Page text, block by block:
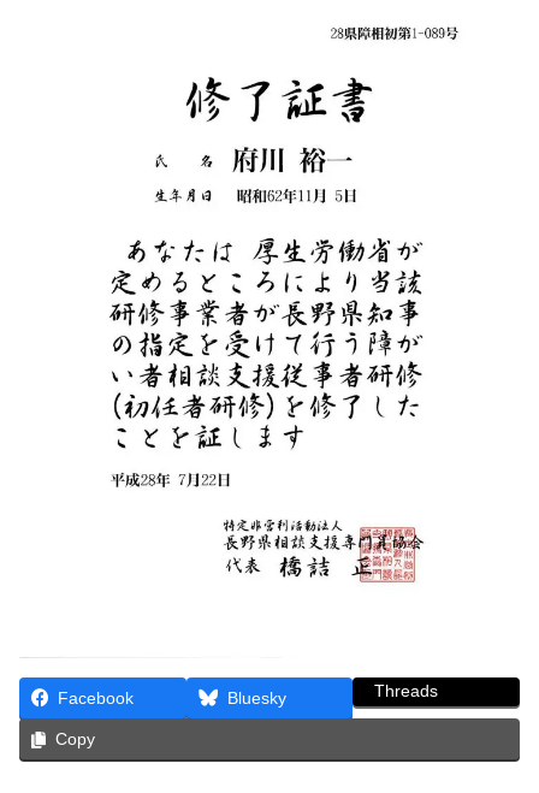
Facebook Bluesky Threads
Copy